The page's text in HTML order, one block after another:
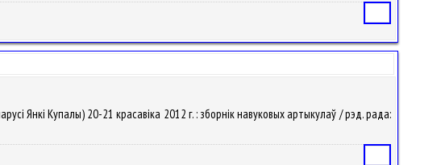
Янкі Купалы) 20-21 красавіка 2012 г. : зборнік навуковых артыкулаў / рэд. рада: